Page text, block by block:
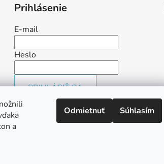
a
Odmietnuť Súhlasím
Prihlásenie
E-mail
Heslo
PRIHLÁSIŤ SA
Nová registráciaZabudnuté heslo